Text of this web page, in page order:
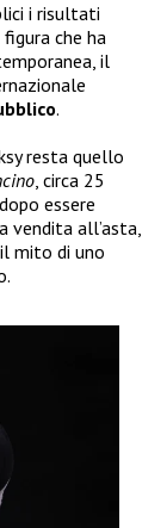
i risultati
che ha
il
.
resta quello
, circa 25
dopo essere
all’asta,
mito di uno